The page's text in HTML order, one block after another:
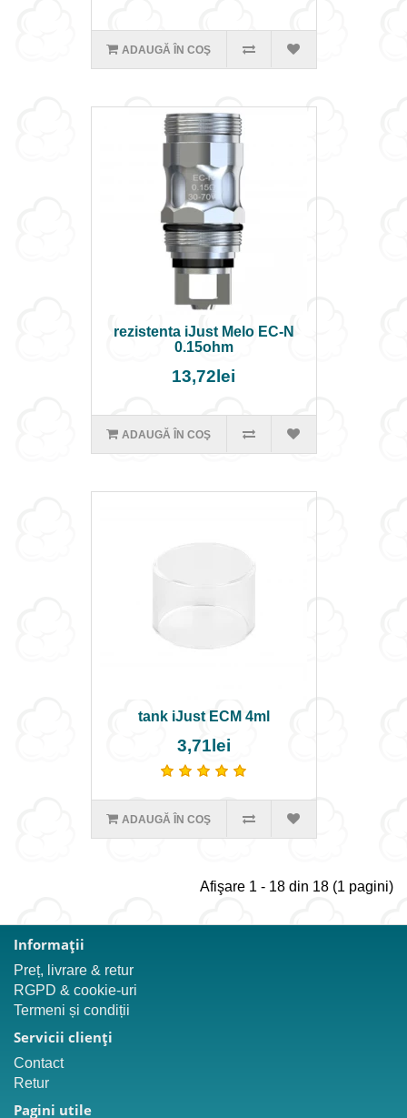
ADAUGĂ ÎN COŞ
rezistenta iJust Melo EC-N
0.15ohm
13,72lei
ADAUGĂ ÎN COŞ
tank iJust ECM 4ml
3,71lei
ADAUGĂ ÎN COŞ
Afişare 1 - 18 din 18 (1 pagini)
Informaţii
Preț, livrare & retur
RGPD & cookie-uri
Termeni și condiții
Servicii clienţi
Contact
Retur
Pagini utile